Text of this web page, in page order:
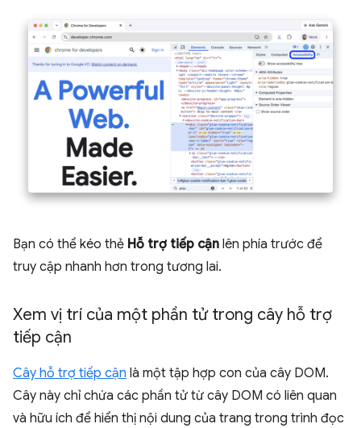
Bạn có thể kéo thẻ Hỗ trợ tiếp cận lên phía trước để
truy cập nhanh hơn trong tương lai.
Xem vị trí của một phần tử trong cây hỗ trợ
tiếp cận
Cây hỗ trợ tiếp cận là một tập hợp con của cây DOM.
Cây này chỉ chứa các phần tử từ cây DOM có liên quan
và hữu ích để hiển thị nội dung của trang trong trình đọc